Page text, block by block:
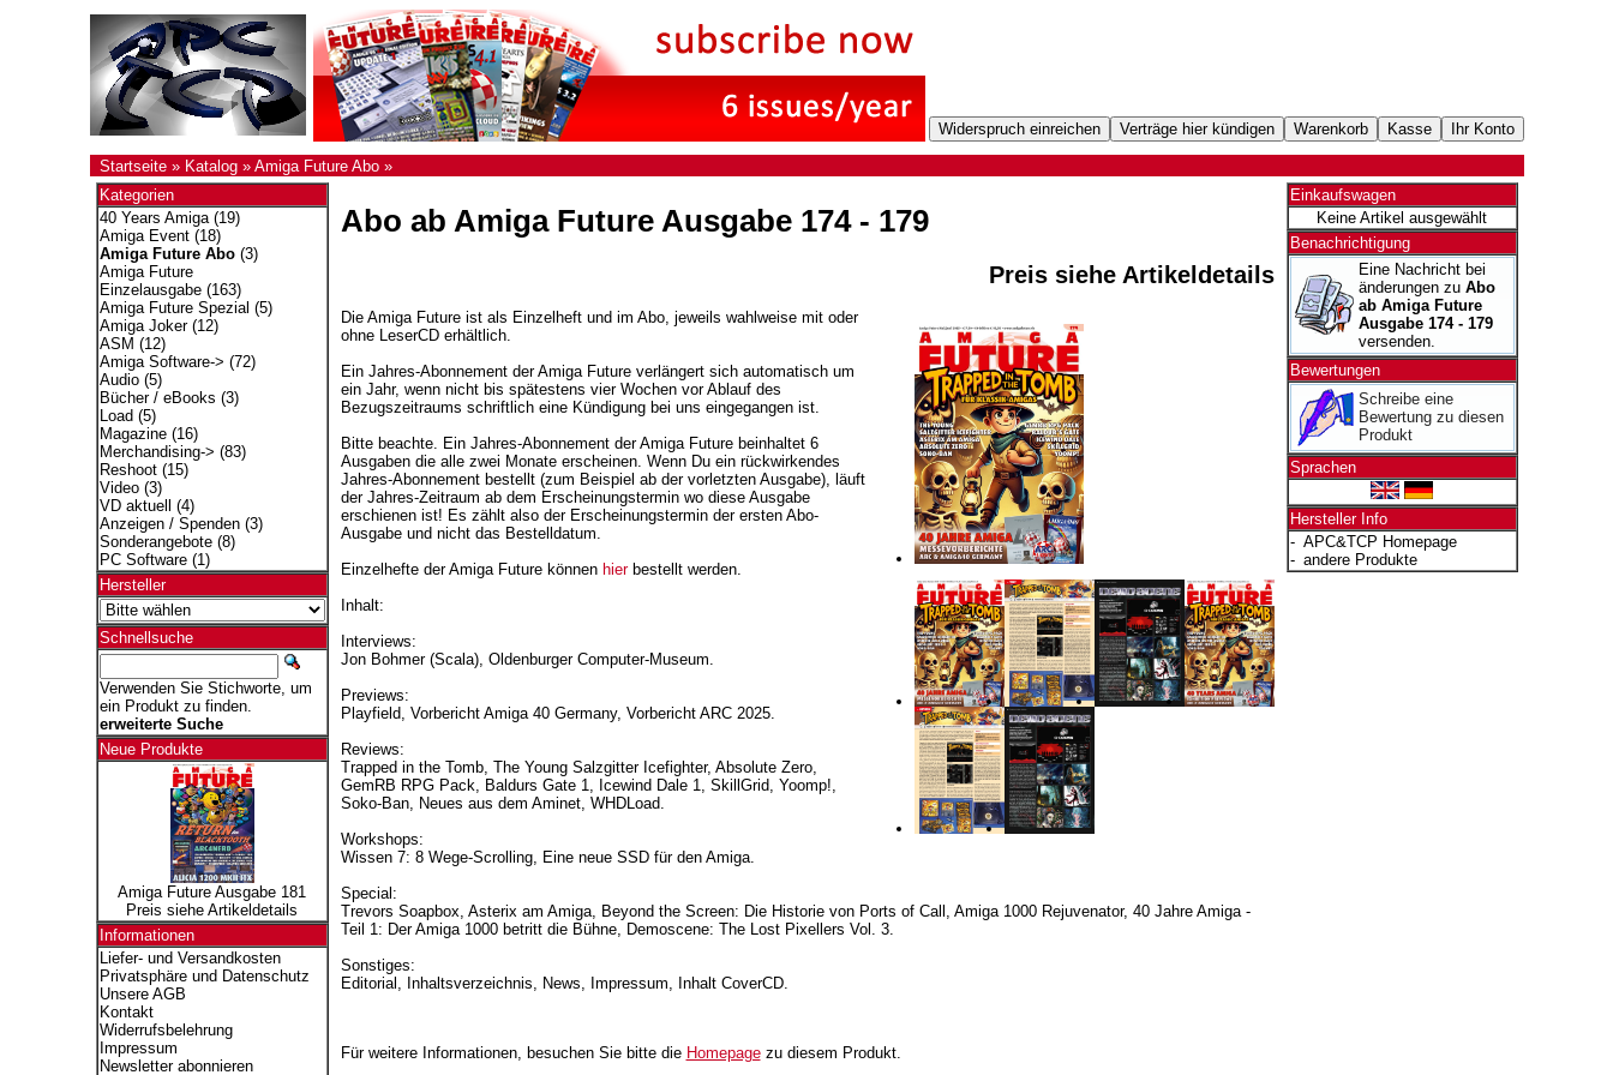
Startseite» Katalog» Amiga Future Abo»
Kategorien
40 Years Amiga(19)
Amiga Event(18)
Amiga Future Abo(3)
Amiga Future
Einzelausgabe(163)
Amiga Future Spezial (5)
Amiga Joker(12)
ASM (12)
Amiga Software-> (72)
Audio(5)
Bücher / eBooks (3)
Load (5)
Magazine(16)
Merchandising-> (83)
Reshoot(15)
Video(3)
VD aktuell
(4)
Anzeigen / Spenden(3)
Sonderangebote(8)
PC Software(1)
Hersteller
Schnellsuche
Verwenden Sie Stichworte, um
ein Produkt zu finden.
erweiterte Suche
Neue Produkte
Amiga Future Ausgabe 181
Preis siehe Artikeldetails
Informationen
Liefer- und Versandkosten
Privatsphäre und Datenschutz
Unsere AGB
Kontakt
Widerrufsbelehrung
Impressum
Newsletter abonnieren
Abo ab Amiga Future Ausgabe 174 - 179
Preis siehe Artikeldetails
Die Amiga Future ist als Einzelheft und im Abo, jeweils wahlweise mit oder
ohne LeserCD erhältlich.
Ein Jahres-Abonnement der Amiga Future verlängert sich automatisch um
ein Jahr, wenn nicht bis spätestens vier Wochen vor Ablauf des
Bezugszeitraums schriftlich eine Kündigung bei uns eingegangen ist.
Bitte beachte. Ein Jahres-Abonnement der Amiga Future beinhaltet 6
Ausgaben die alle zwei Monate erscheinen. Wenn Du ein rückwirkendes
Jahres-Abonnement bestellt (zum Beispiel ab der vorletzten Ausgabe), läuft
der Jahres-Zeitraum ab dem Erscheinungstermin wo diese Ausgabe
erschienen ist! Es zählt also der Erscheinungstermin der ersten Abo-
Ausgabe und nicht das Bestelldatum.
Einzelhefte der Amiga Future können hierbestellt werden.
Inhalt:
Interviews:
Jon Bohmer (Scala), Oldenburger Computer-Museum.
Previews:
Playfield, Vorbericht Amiga 40 Germany, Vorbericht ARC 2025.
Reviews:
Trapped in the Tomb, The Young Salzgitter Icefighter, Absolute Zero,
GemRB RPG Pack, Baldurs Gate 1, Icewind Dale 1, SkillGrid, Yoomp!,
Soko-Ban, Neues aus dem Aminet, WHDLoad.
Workshops:
Wissen 7: 8 Wege-Scrolling, Eine neue SSD für den Amiga.
Special:
Trevors Soapbox, Asterix am Amiga, Beyond the Screen: Die Historie von Ports of Call, Amiga 1000 Rejuvenator, 40 Jahre Amiga -
Teil 1: Der Amiga 1000 betritt die Bühne, Demoscene: The Lost Pixellers Vol. 3.
Sonstiges:
Editorial, Inhaltsverzeichnis, News, Impressum, Inhalt CoverCD.
Für weitere Informationen, besuchen Sie bitte die Homepagezu diesem Produkt.
Einkaufswagen
Keine Artikel ausgewählt
Benachrichtigung
Eine Nachricht bei
änderungen zu Abo
ab Amiga Future
Ausgabe 174 - 179
versenden.
Bewertungen
Schreibe eine
Bewertung zu diesen
Produkt
Sprachen
Hersteller Info
- APC&TCP Homepage
- andere Produkte